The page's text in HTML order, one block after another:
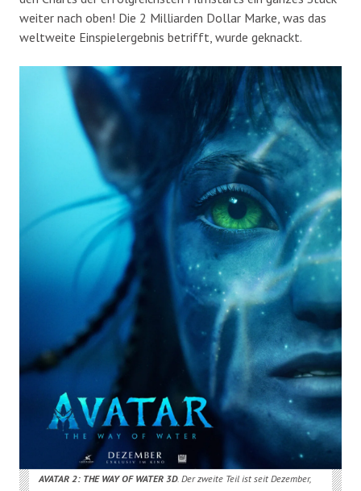
weiter nach oben! Die 2 Milliarden Dollar Marke, was das
weltweite Einspielergebnis betrifft, wurde geknackt.
AVATAR 2: THE WAY OF WATER 3D. Der zweite Teil ist seit Dezember,